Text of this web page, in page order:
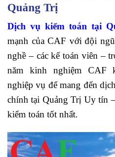
Quảng Trị
Dịch vụ kiểm toán tại
mạnh của CAF với đội
nghề – các kế toán viên –
năm kinh nghiệm CAF
nghiệp vụ để mang đến
chính tại Quảng Trị Uy tín
kiểm toán tốt nhất.